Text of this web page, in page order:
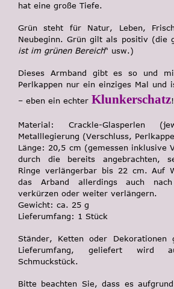
hat eine große Tiefe.
Grün steht für Natur, Leben,
Neubeginn. Grün gilt als positiv (die
ist im grünen Bereich“ usw.)
Dieses Armband gibt es so und
Perlkappen nur ein einziges Mal und
– eben ein echter Klunkerschatz!
Material: Crackle-Glasperlen
Metalllegierung (Verschluss,
Länge: 20,5 cm (gemessen inklusive
durch die bereits angebrachten,
Ringe verlängerbar bis 22 cm. Auf
das Arband allerdings auch
verkürzen oder weiter verlängern.
Gewicht: ca. 25 g
Lieferumfang: 1 Stück
Ständer, Ketten oder Dekorationen
Lieferumfang, geliefert wird
Schmuckstück.
Bitte beachten Sie, dass es